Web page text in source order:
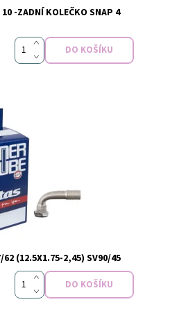
-ZADNÍ KOLEČKO SNAP 4
Skladem
62 (12.5X1.75-2,45) SV90/45